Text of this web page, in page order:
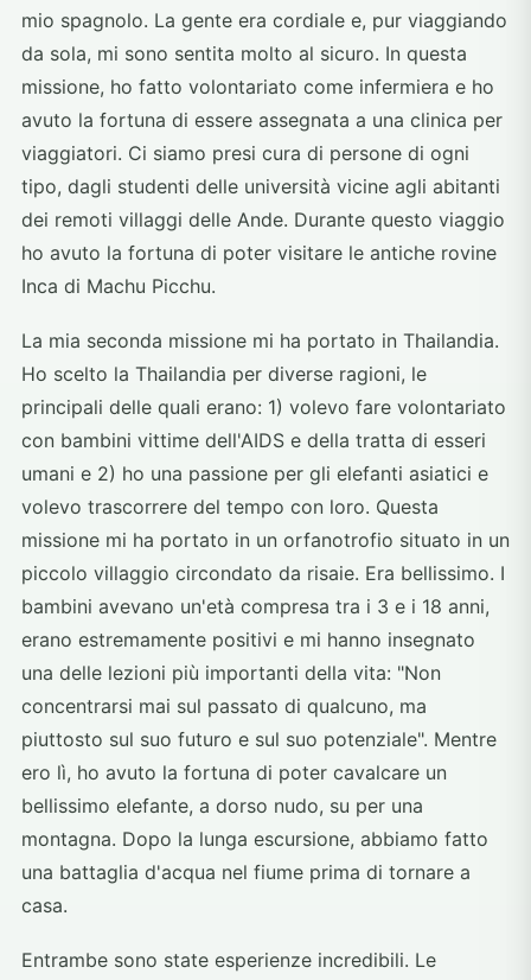
mio spagnolo. La gente era cordiale e, pur viaggiando
da sola, mi sono sentita molto al sicuro. In questa
missione, ho fatto volontariato come infermiera e ho
avuto la fortuna di essere assegnata a una clinica per
viaggiatori. Ci siamo presi cura di persone di ogni
tipo, dagli studenti delle università vicine agli abitanti
dei remoti villaggi delle Ande. Durante questo viaggio
ho avuto la fortuna di poter visitare le antiche rovine
Inca di Machu Picchu.
La mia seconda missione mi ha portato in Thailandia.
Ho scelto la Thailandia per diverse ragioni, le
principali delle quali erano: 1) volevo fare volontariato
con bambini vittime dell'AIDS e della tratta di esseri
umani e 2) ho una passione per gli elefanti asiatici e
volevo trascorrere del tempo con loro. Questa
missione mi ha portato in un orfanotrofio situato in un
piccolo villaggio circondato da risaie. Era bellissimo. I
bambini avevano un'età compresa tra i 3 e i 18 anni,
erano estremamente positivi e mi hanno insegnato
una delle lezioni più importanti della vita: "Non
concentrarsi mai sul passato di qualcuno, ma
piuttosto sul suo futuro e sul suo potenziale". Mentre
ero lì, ho avuto la fortuna di poter cavalcare un
bellissimo elefante, a dorso nudo, su per una
montagna. Dopo la lunga escursione, abbiamo fatto
una battaglia d'acqua nel fiume prima di tornare a
casa.
Entrambe sono state esperienze incredibili. Le